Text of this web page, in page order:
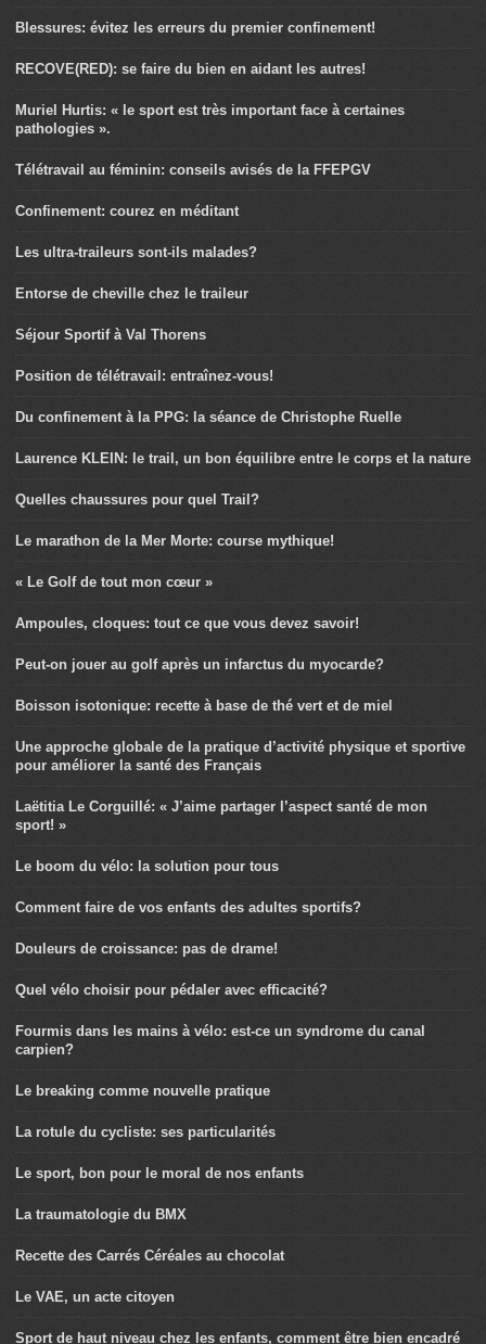
Blessures: évitez les erreurs du premier confinement!
RECOVE(RED): se faire du bien en aidant les autres!
Muriel Hurtis: « le sport est très important face à certaines
pathologies ».
Télétravail au féminin: conseils avisés de la FFEPGV
Confinement: courez en méditant
Les ultra-traileurs sont-ils malades?
Entorse de cheville chez le traileur
Séjour Sportif à Val Thorens
Position de télétravail: entraînez-vous!
Du confinement à la PPG: la séance de Christophe Ruelle
Laurence KLEIN: le trail, un bon équilibre entre le corps et la nature
Quelles chaussures pour quel Trail?
Le marathon de la Mer Morte: course mythique!
« Le Golf de tout mon cœur »
Ampoules, cloques: tout ce que vous devez savoir!
Peut-on jouer au golf après un infarctus du myocarde?
Boisson isotonique: recette à base de thé vert et de miel
Une approche globale de la pratique d’activité physique et sportive
pour améliorer la santé des Français
Laëtitia Le Corguillé: « J’aime partager l’aspect santé de mon
sport! »
Le boom du vélo: la solution pour tous
Comment faire de vos enfants des adultes sportifs?
Douleurs de croissance: pas de drame!
Quel vélo choisir pour pédaler avec efficacité?
Fourmis dans les mains à vélo: est-ce un syndrome du canal
carpien?
Le breaking comme nouvelle pratique
La rotule du cycliste: ses particularités
Le sport, bon pour le moral de nos enfants
La traumatologie du BMX
Recette des Carrés Céréales au chocolat
Le VAE, un acte citoyen
Sport de haut niveau chez les enfants, comment être bien encadré